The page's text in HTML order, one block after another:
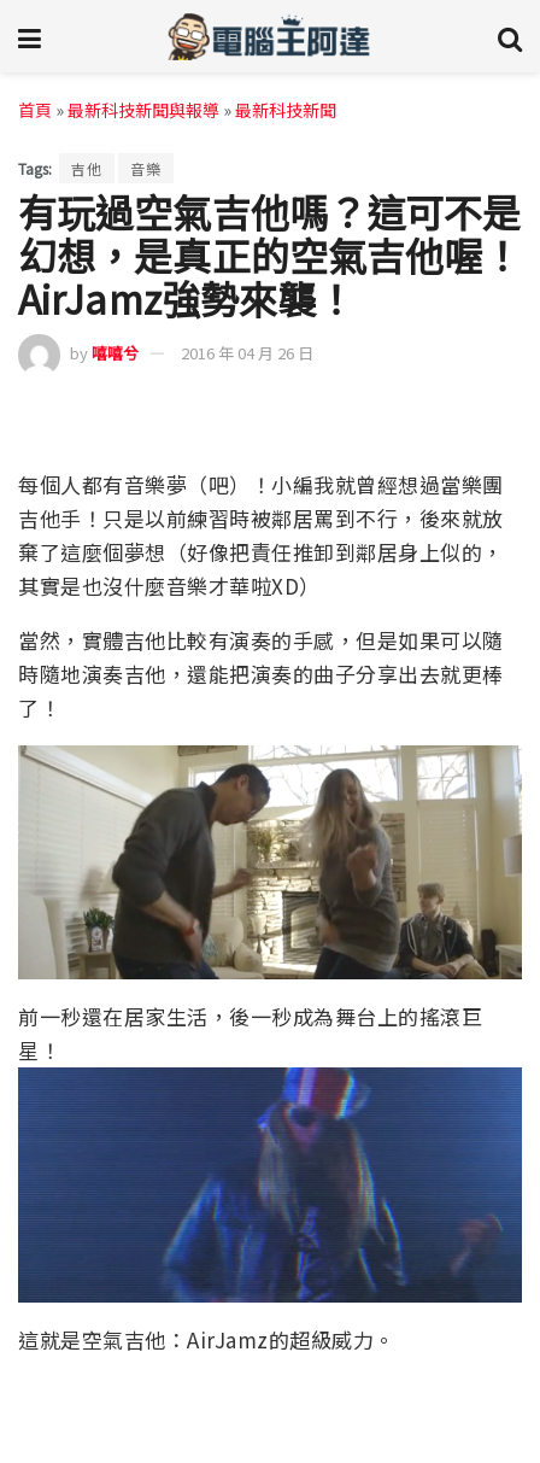
首頁 »最新科技新聞與報導 »最新科技新聞
Tags: 吉他 音樂
有玩過空氣吉他嗎？這可不是
幻想，是真正的空氣吉他喔！
AirJamz強勢來襲！
by嘻嘻兮 2016 年 04 月 26 日
每個人都有音樂夢（吧）！小編我就曾經想過當樂團
吉他手！只是以前練習時被鄰居罵到不行，後來就放
棄了這麼個夢想（好像把責任推卸到鄰居身上似的，
其實是也沒什麼音樂才華啦XD）
當然，實體吉他比較有演奏的手感，但是如果可以隨
時隨地演奏吉他，還能把演奏的曲子分享出去就更棒
了！
前一秒還在居家生活，後一秒成為舞台上的搖滾巨
星！
這就是空氣吉他：AirJamz的超級威力。